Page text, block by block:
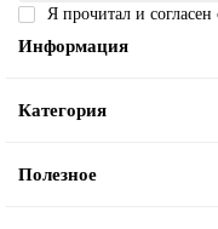
Я прочитал и согласен
Информация
Категория
Полезное